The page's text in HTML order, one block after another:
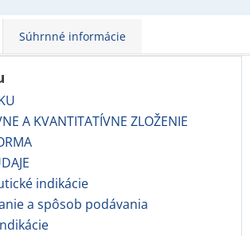
Súhrnné informácie
A KVANTITATÍVNE ZLOŽENIE
indikácie
a spôsob podávania